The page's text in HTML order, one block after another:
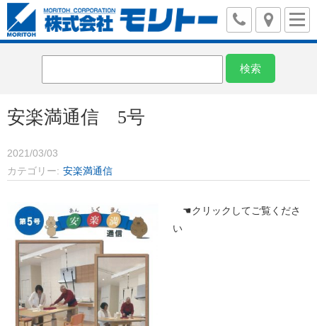
安楽満通信 5号
2021/03/03
カテゴリー
安楽満通信
☚クリックしてご覧くださ
い